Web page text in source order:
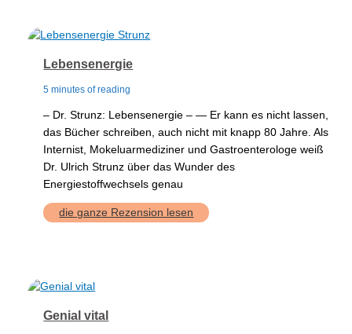
Lebensenergie
5 minutes of reading
– Dr. Strunz: Lebensenergie – — Er kann es nicht lassen,
das Bücher schreiben, auch nicht mit knapp 80 Jahre. Als
Internist, Mokeluarmediziner und Gastroenterologe weiß
Dr. Ulrich Strunz über das Wunder des
Energiestoffwechsels genau
Lebensenergie
die ganze Rezension lesen
Genial vital